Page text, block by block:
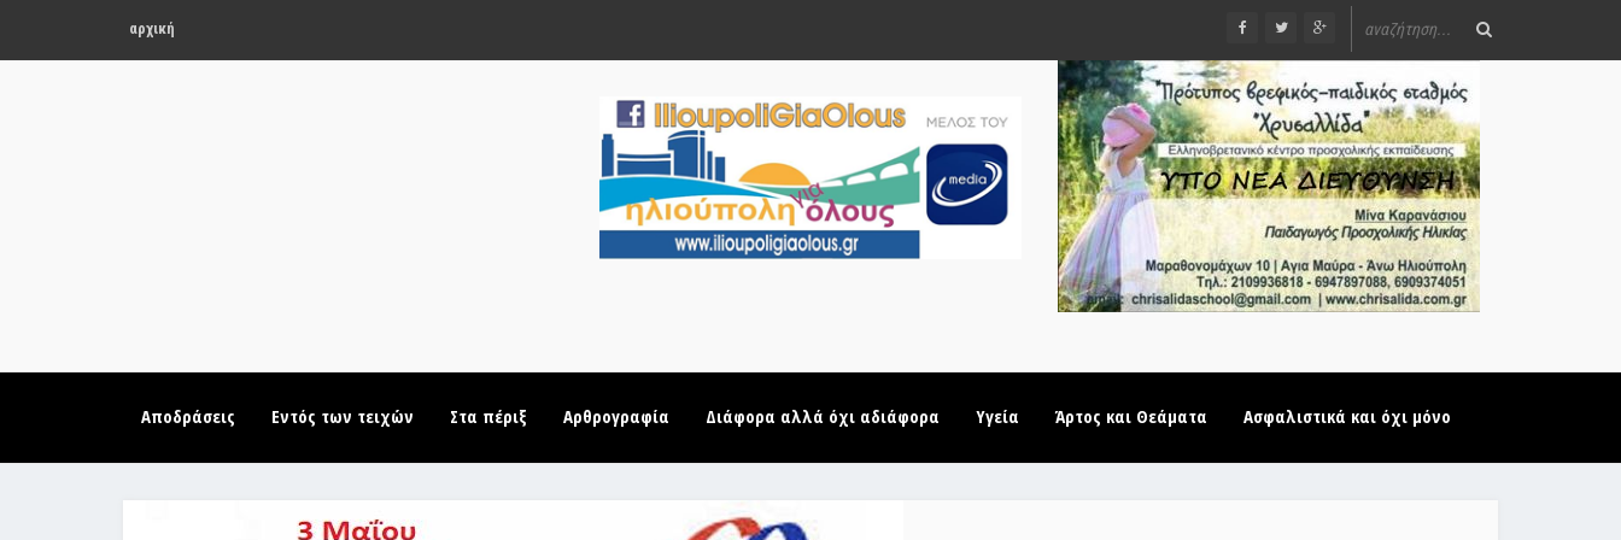
αρχική
Αποδράσεις Εντός των τειχών Στα πέριξ Αρθρογραφία Διάφορα αλλά όχι αδιάφορα Υγεία Άρτος και Θεάματα Ασφαλιστικά και όχι μόνο